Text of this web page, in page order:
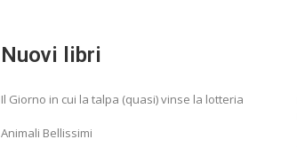
Nuovi libri
Il Giorno in cui la talpa (quasi) vinse la lotteria
Animali Bellissimi